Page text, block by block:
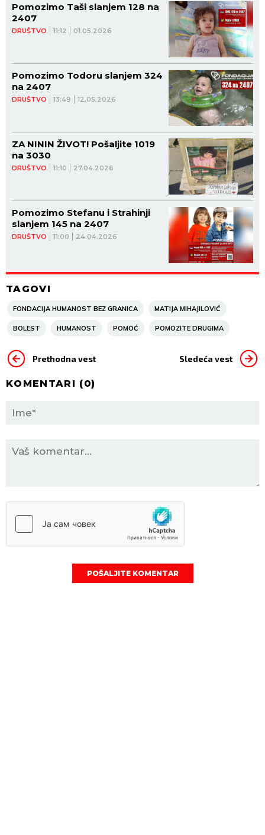
DRUŠTVO 11:12 01.05.2026
Pomozimo Taši slanjem 128 na
2407
DRUŠTVO 13:49 12.05.2026
Pomozimo Todoru slanjem 324
na 2407
DRUŠTVO 11:10 27.04.2026
ZA NININ ŽIVOT! Pošaljite 1019
na 3030
DRUŠTVO 11:00 24.04.2026
Pomozimo Stefanu i Strahinji
slanjem 145 na 2407
TAGOVI
FONDACIJA HUMANOST BEZ GRANICA MATIJA MIHAJILOVIĆ
BOLEST HUMANOST POMOĆ POMOZITE DRUGIMA
Prethodna vest Sledeća vest
KOMENTARI (0)
POŠALJITE KOMENTAR